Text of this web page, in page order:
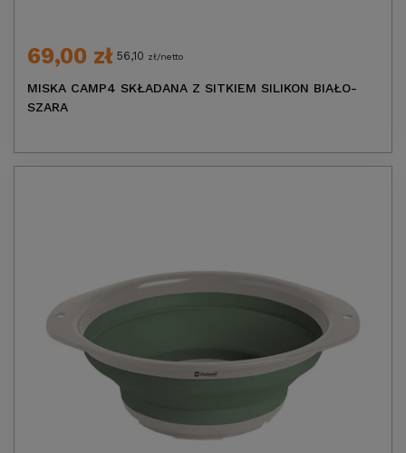
69,00 zł 56,10 zł/netto
MISKA CAMP4 SKŁADANA Z SITKIEM SILIKON BIAŁO-
SZARA